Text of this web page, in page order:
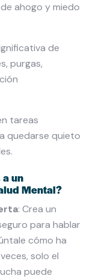
ahogo y miedo
de
purgas,
tareas
quedarse quieto
un
Mental?
: Crea un
para hablar
cómo ha
solo el
puede